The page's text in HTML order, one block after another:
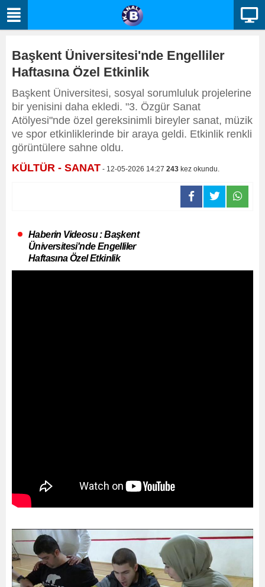
Başkent Üniversitesi'nde Engelliler
Haftasına Özel Etkinlik
Başkent Üniversitesi, sosyal sorumluluk projelerine
bir yenisini daha ekledi. "3. Özgür Sanat
Atölyesi"nde özel gereksinimli bireyler sanat, müzik
ve spor etkinliklerinde bir araya geldi. Etkinlik renkli
görüntülere sahne oldu.
KÜLTÜR - SANAT - 12-05-2026 14:27 243 kez okundu.
Haberin Videosu : Başkent
Üniversitesi'nde Engelliler
Haftasına Özel Etkinlik